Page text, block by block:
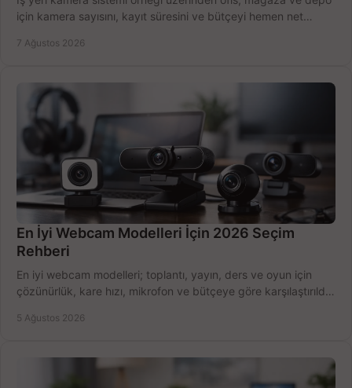
için kamera sayısını, kayıt süresini ve bütçeyi hemen net
7 Ağustos 2026
En İyi Webcam Modelleri İçin 2026 Seçim
Rehberi
En iyi webcam modelleri; toplantı, yayın, ders ve oyun için
çözünürlük, kare hızı, mikrofon ve bütçeye göre karşılaştırıldı.
5 Ağustos 2026